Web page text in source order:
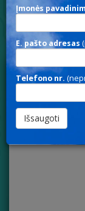
Įmonės
E. pašto adresas
Telefono nr.